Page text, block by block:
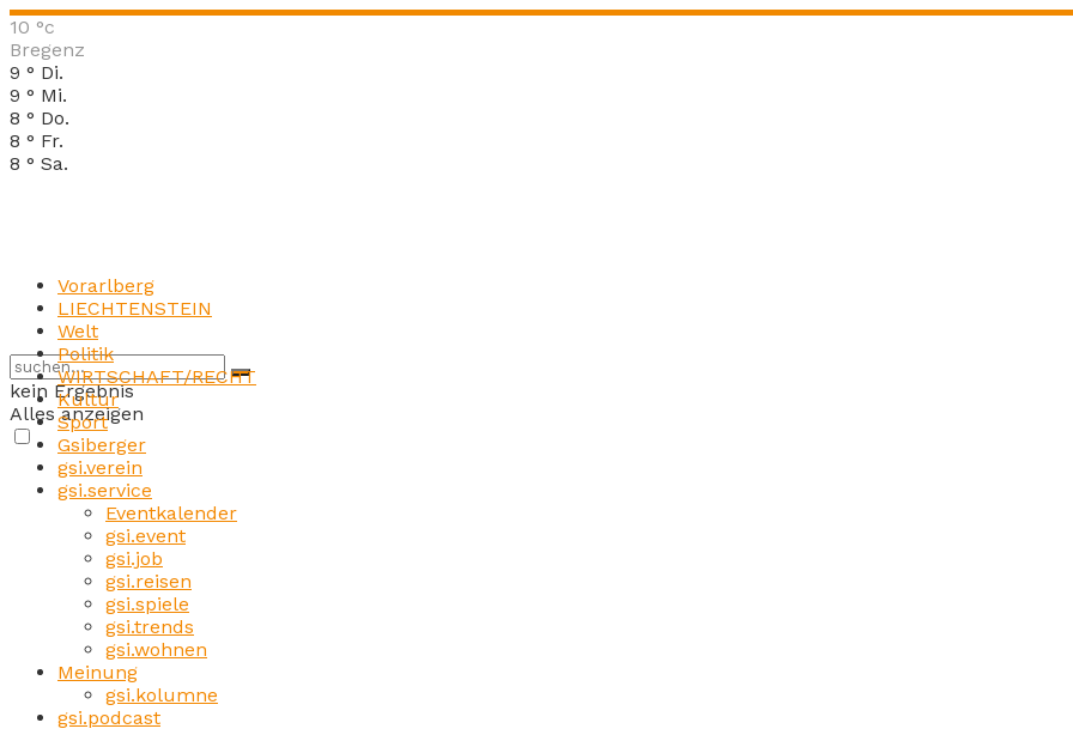
10 °c
Bregenz
9 ° Di.
9 ° Mi.
8 ° Do.
8 ° Fr.
8 ° Sa.
kein Ergebnis
Alles anzeigen
Vorarlberg
LIECHTENSTEIN
Welt
Politik
WIRTSCHAFT/RECHT
Kultur
Sport
Gsiberger
gsi.verein
gsi.service
Eventkalender
gsi.event
gsi.job
gsi.reisen
gsi.spiele
gsi.trends
gsi.wohnen
Meinung
gsi.kolumne
gsi.podcast